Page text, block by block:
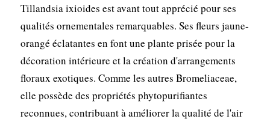
Tillandsia ixioides est avant tout apprécié pour ses
qualités ornementales remarquables. Ses fleurs jaune-
orangé éclatantes en font une plante prisée pour la
décoration intérieure et la création d'arrangements
floraux exotiques. Comme les autres Bromeliaceae,
elle possède des propriétés phytopurifiantes
reconnues, contribuant à améliorer la qualité de l'air